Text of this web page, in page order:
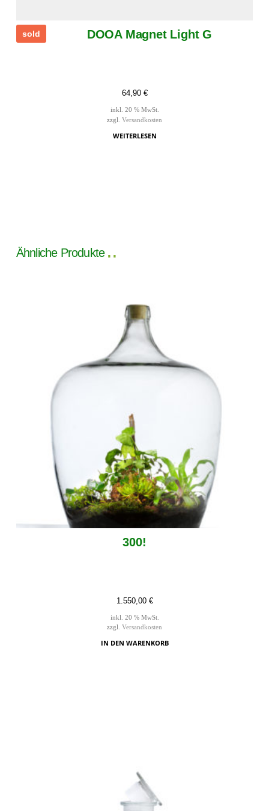
sold DOOA Magnet Light G
64,90 €
inkl. 20 % MwSt.
zzgl. Versandkosten
WEITERLESEN
Ähnliche Produkte
300!
1.550,00 €
inkl. 20 % MwSt.
zzgl. Versandkosten
IN DEN WARENKORB